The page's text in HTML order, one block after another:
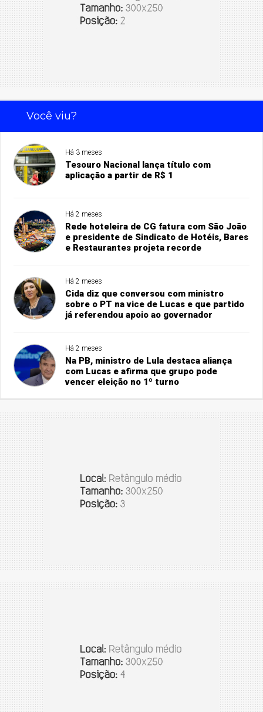
Você viu?
Há 3 meses
Tesouro Nacional lança título com
aplicação a partir de R$ 1
Há 2 meses
Rede hoteleira de CG fatura com São João
e presidente de Sindicato de Hotéis, Bares
e Restaurantes projeta recorde
Há 2 meses
Cida diz que conversou com ministro
sobre o PT na vice de Lucas e que partido
já referendou apoio ao governador
Há 2 meses
Na PB, ministro de Lula destaca aliança
com Lucas e afirma que grupo pode
vencer eleição no 1º turno